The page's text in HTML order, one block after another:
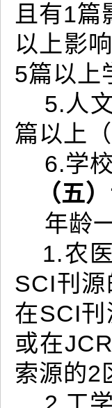
且有1
以上影
5篇以上
5.人
篇以上
6.学
（五
年龄
1.农
SCI刊
在SCI
或在
索源的2